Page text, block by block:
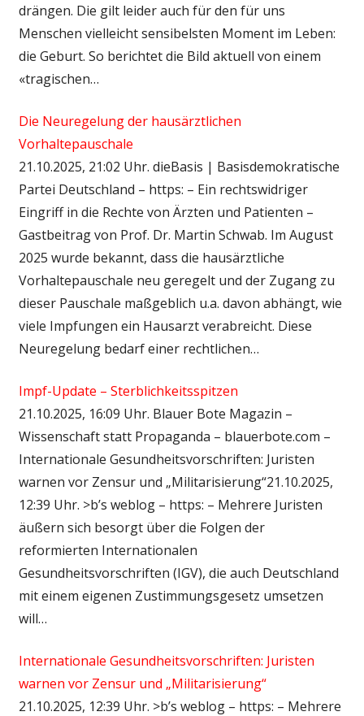
drängen. Die gilt leider auch für den für uns
Menschen vielleicht sensibelsten Moment im Leben:
die Geburt. So berichtet die Bild aktuell von einem
«tragischen…
Die Neuregelung der hausärztlichen
Vorhaltepauschale
21.10.2025, 21:02 Uhr. dieBasis | Basisdemokratische
Partei Deutschland – https: – Ein rechtswidriger
Eingriff in die Rechte von Ärzten und Patienten –
Gastbeitrag von Prof. Dr. Martin Schwab. Im August
2025 wurde bekannt, dass die hausärztliche
Vorhaltepauschale neu geregelt und der Zugang zu
dieser Pauschale maßgeblich u.a. davon abhängt, wie
viele Impfungen ein Hausarzt verabreicht. Diese
Neuregelung bedarf einer rechtlichen…
Impf-Update – Sterblichkeitsspitzen
21.10.2025, 16:09 Uhr. Blauer Bote Magazin –
Wissenschaft statt Propaganda – blauerbote.com –
Internationale Gesundheitsvorschriften: Juristen
warnen vor Zensur und „Militarisierung“21.10.2025,
12:39 Uhr. >b’s weblog – https: – Mehrere Juristen
äußern sich besorgt über die Folgen der
reformierten Internationalen
Gesundheitsvorschriften (IGV), die auch Deutschland
mit einem eigenen Zustimmungsgesetz umsetzen
will…
Internationale Gesundheitsvorschriften: Juristen
warnen vor Zensur und „Militarisierung“
21.10.2025, 12:39 Uhr. >b’s weblog – https: – Mehrere